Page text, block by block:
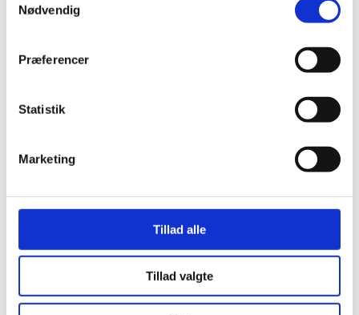
Nødvendig
Præferencer
Statistik
Marketing
Tillad alle
Tillad valgte